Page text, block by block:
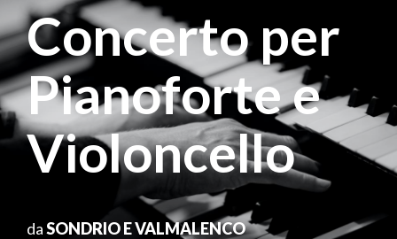
contenuto
principale
Concerto per
Pianoforte e
Violoncello
daSONDRIO E VALMALENCO